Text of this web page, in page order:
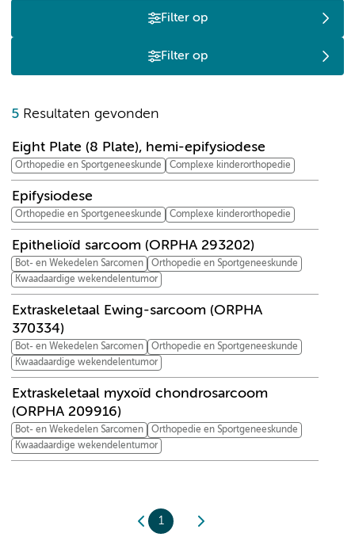
Filter op
Filter op
5 Resultaten gevonden
Eight Plate (8 Plate), hemi-epifysiodese
Orthopedie en Sportgeneeskunde Complexe kinderorthopedie
Epifysiodese
Orthopedie en Sportgeneeskunde Complexe kinderorthopedie
Epithelioïd sarcoom (ORPHA 293202)
Bot- en Wekedelen Sarcomen
Orthopedie en Sportgeneeskunde
Kwaadaardige wekendelentumor
Extraskeletaal Ewing-sarcoom (ORPHA
370334)
Bot- en Wekedelen Sarcomen
Orthopedie en Sportgeneeskunde
Kwaadaardige wekendelentumor
Extraskeletaal myxoïd chondrosarcoom
(ORPHA 209916)
Bot- en Wekedelen Sarcomen
Orthopedie en Sportgeneeskunde
Kwaadaardige wekendelentumor
1